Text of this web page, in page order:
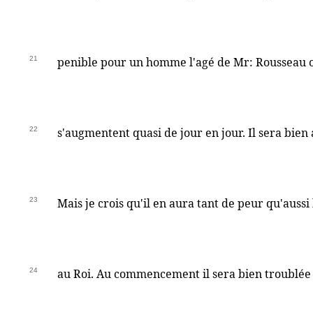
21 penible pour un homme l'agé de Mr:
22 s'augmentent quasi de jour en jour. Il sera
23 Mais je crois qu'il en aura tant de peur
24 au Roi. Au commencement il sera bien